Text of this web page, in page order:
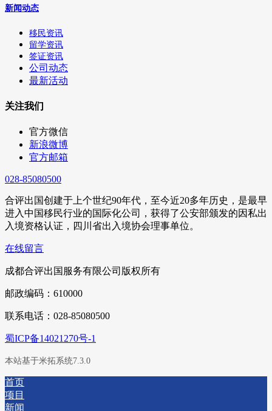
新闻动态
移民资讯
留学资讯
签证资讯
公司动态
最新活动
关注我们
官方微信
新浪微博
官方邮箱
028-85080500
合评出国创建于上个世纪90年代，至今近20多年历史，是最早
进入中国移民行业的国际化公司，获得了公安部颁发的因私出
入境资格认证，四川省出入境协会理事单位。
在线留言
成都合评出国服务有限公司版权所有
邮政编码：610000
联系电话：028-85080500
蜀ICP备14021270号-1
本站基于米拓系统7.3.0
首页
项目
新闻